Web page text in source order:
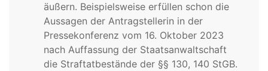
äußern. Beispielsweise erfüllen schon die
Aussagen der Antragstellerin in der
Pressekonferenz vom 16. Oktober 2023
nach Auffassung der Staatsanwaltschaft
die Straftatbestände der §§ 130, 140 StGB.